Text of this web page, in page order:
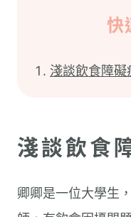
快
淺談飲食障礙
淺談飲食
卿卿是一位大學生